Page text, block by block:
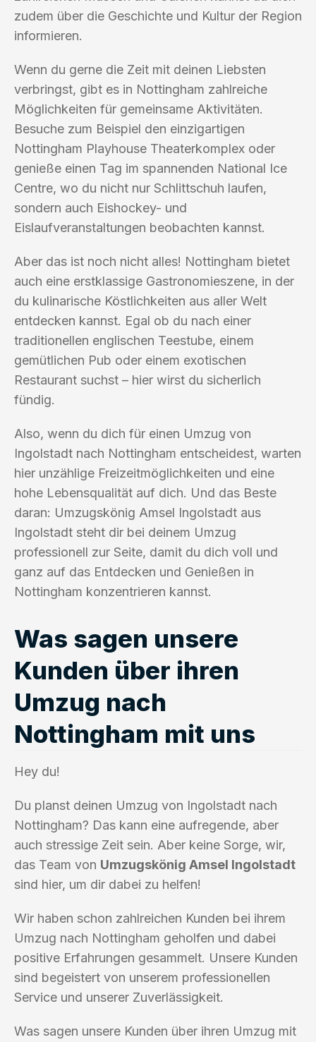
zudem über die Geschichte und Kultur der Region
informieren.
Wenn du gerne die Zeit mit deinen Liebsten
verbringst, gibt es in Nottingham zahlreiche
Möglichkeiten für gemeinsame Aktivitäten.
Besuche zum Beispiel den einzigartigen
Nottingham Playhouse Theaterkomplex oder
genieße einen Tag im spannenden National Ice
Centre, wo du nicht nur Schlittschuh laufen,
sondern auch Eishockey- und
Eislaufveranstaltungen beobachten kannst.
Aber das ist noch nicht alles! Nottingham bietet
auch eine erstklassige Gastronomieszene, in der
du kulinarische Köstlichkeiten aus aller Welt
entdecken kannst. Egal ob du nach einer
traditionellen englischen Teestube, einem
gemütlichen Pub oder einem exotischen
Restaurant suchst – hier wirst du sicherlich
fündig.
Also, wenn du dich für einen Umzug von
Ingolstadt nach Nottingham entscheidest, warten
hier unzählige Freizeitmöglichkeiten und eine
hohe Lebensqualität auf dich. Und das Beste
daran: Umzugskönig Amsel Ingolstadt aus
Ingolstadt steht dir bei deinem Umzug
professionell zur Seite, damit du dich voll und
ganz auf das Entdecken und Genießen in
Nottingham konzentrieren kannst.
Was sagen unsere
Kunden über ihren
Umzug nach
Nottingham mit uns
Hey du!
Du planst deinen Umzug von Ingolstadt nach
Nottingham? Das kann eine aufregende, aber
auch stressige Zeit sein. Aber keine Sorge, wir,
das Team von Umzugskönig Amsel Ingolstadt
sind hier, um dir dabei zu helfen!
Wir haben schon zahlreichen Kunden bei ihrem
Umzug nach Nottingham geholfen und dabei
positive Erfahrungen gesammelt. Unsere Kunden
sind begeistert von unserem professionellen
Service und unserer Zuverlässigkeit.
Was sagen unsere Kunden über ihren Umzug mit